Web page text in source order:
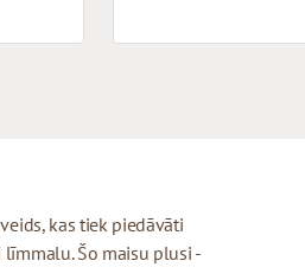
kas tiek piedāvāti
Šo maisu plusi -